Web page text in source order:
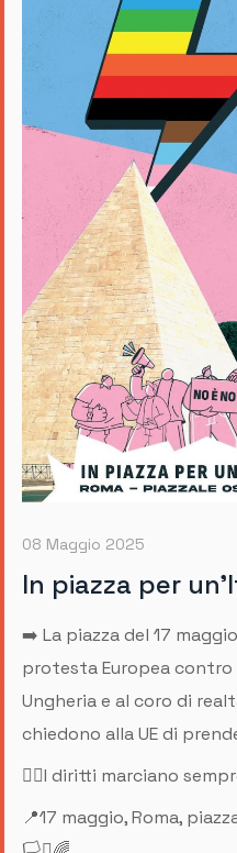
08 Maggio 2025
In piazza per
➡️ La piazza del 17
protesta Europea
Ungheria e al coro di
chiedono alla UE di
✊🏽I diritti marciano
📍17 maggio, Roma,